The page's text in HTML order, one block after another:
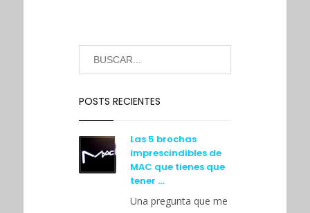
POSTS RECIENTES
Las 5 brochas
imprescindibles de
MAC que tienes que
tener …
Una pregunta que me